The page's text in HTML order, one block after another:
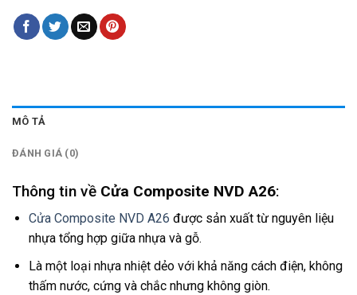
MÔ TẢ
ĐÁNH GIÁ (0)
Thông tin về Cửa Composite NVD A26:
Cửa Composite NVD A26 được sản xuất từ nguyên liệu
nhựa tổng hợp giữa nhựa và gỗ.
Là một loại nhựa nhiệt dẻo với khả năng cách điện, không
thấm nước, cứng và chắc nhưng không giòn.